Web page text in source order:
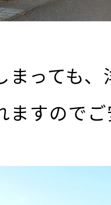
まっても
ますので